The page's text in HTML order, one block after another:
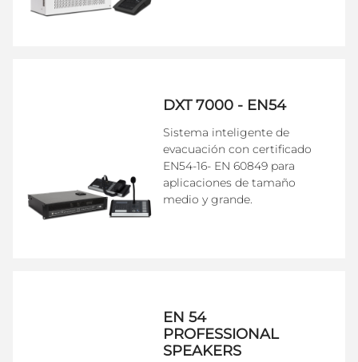
DXT 7000 - EN54
Sistema inteligente de
evacuación con certificado
EN54-16- EN 60849 para
aplicaciones de tamaño
medio y grande.
EN 54
PROFESSIONAL
SPEAKERS